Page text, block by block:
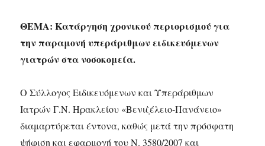
ΘΕΜΑ: Κατάργηση χρονικού περιορισμού για
την παραμονή υπεράριθμων ειδικευόμενων
γιατρών στα νοσοκομεία.
Ο Σύλλογος Ειδικευόμενων και Υπεράριθμων
Ιατρών Γ.Ν. Ηρακλείου «Βενιζέλειο-Πανάνειο»
διαμαρτύρεται έντονα, καθώς μετά την πρόσφατη
ψήφιση και εφαρμογή του Ν. 3580/2007 και